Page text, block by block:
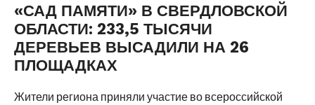
«САД ПАМЯТИ» В СВЕРДЛОВСКОЙ
ОБЛАСТИ: 233,5 ТЫСЯЧИ
ДЕРЕВЬЕВ ВЫСАДИЛИ НА 26
ПЛОЩАДКАХ
Жители региона приняли участие во всероссийской